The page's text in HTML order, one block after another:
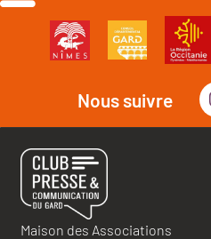
Nous suivre
Maison des Associations